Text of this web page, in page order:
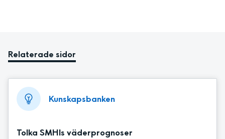
Relaterade sidor
Kunskapsbanken
Tolka SMHIs väderprognoser